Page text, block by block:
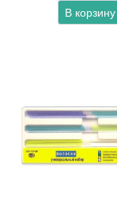
В корзину